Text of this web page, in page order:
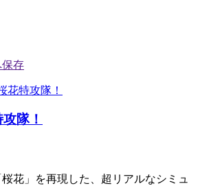
隊！
花」を再現した、超リアルなシミュ